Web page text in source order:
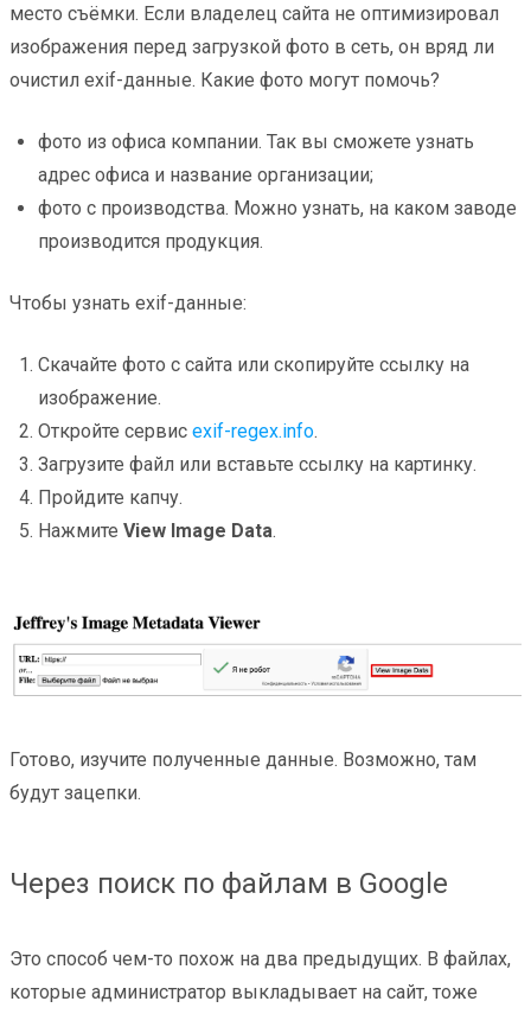
место съёмки. Если владелец сайта не оптимизировал
изображения перед загрузкой фото в сеть, он вряд ли
очистил exif-данные. Какие фото могут помочь?
фото из офиса компании. Так вы сможете узнать
адрес офиса и название организации;
фото с производства. Можно узнать, на каком заводе
производится продукция.
Чтобы узнать exif-данные:
Скачайте фото с сайта или скопируйте ссылку на
изображение.
Откройте сервис exif-regex.info.
Загрузите файл или вставьте ссылку на картинку.
Пройдите капчу.
Нажмите View Image Data.
Готово, изучите полученные данные. Возможно, там
будут зацепки.
Через поиск по файлам в Google
Это способ чем-то похож на два предыдущих. В файлах,
которые администратор выкладывает на сайт, тоже